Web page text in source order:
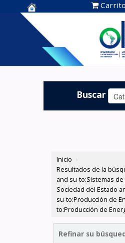
Centro de
Documentación
OLADE -
Carrito
Buscar
Inicio ›
Resultados de la
and su-to:Sistemas de
Sociedad del Estado
su-to:Producción de
to:Producción de
Refinar su